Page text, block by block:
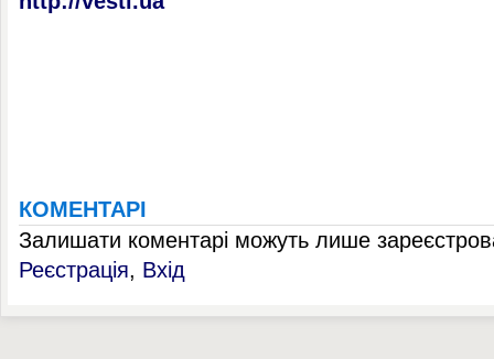
КОМЕНТАРІ
Залишати коментарі можуть лише
Реєстрація, Вхід